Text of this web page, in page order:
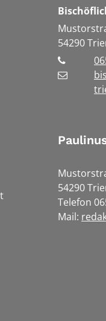
54290
54290
Telefon
Mail: